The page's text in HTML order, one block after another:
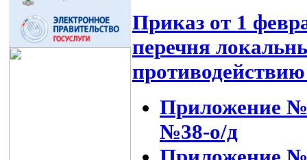
Приказ от 1
перечня
Приложение
№38-о/д